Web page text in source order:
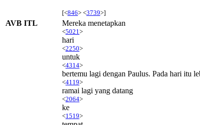
[<846> <3739>]
AVB ITL Mereka menetapkan
<5021 >
hari
<2250>
untuk
<4314>
bertemu lagi dengan Paulus. Pada hari itu
<4119>
ramai lagi yang datang
<2064>
ke
<1519>